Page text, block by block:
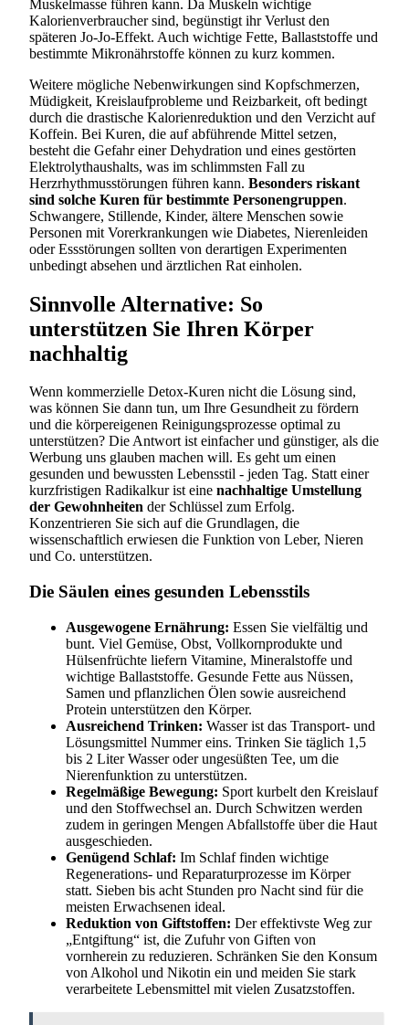
Muskelmasse führen kann. Da Muskeln wichtige
Kalorienverbraucher sind, begünstigt ihr Verlust den
späteren Jo-Jo-Effekt. Auch wichtige Fette, Ballaststoffe und
bestimmte Mikronährstoffe können zu kurz kommen.
Weitere mögliche Nebenwirkungen sind Kopfschmerzen,
Müdigkeit, Kreislaufprobleme und Reizbarkeit, oft bedingt
durch die drastische Kalorienreduktion und den Verzicht auf
Koffein. Bei Kuren, die auf abführende Mittel setzen,
besteht die Gefahr einer Dehydration und eines gestörten
Elektrolythaushalts, was im schlimmsten Fall zu
Herzrhythmusstörungen führen kann. Besonders riskant
sind solche Kuren für bestimmte Personengruppen.
Schwangere, Stillende, Kinder, ältere Menschen sowie
Personen mit Vorerkrankungen wie Diabetes, Nierenleiden
oder Essstörungen sollten von derartigen Experimenten
unbedingt absehen und ärztlichen Rat einholen.
Sinnvolle Alternative: So
unterstützen Sie Ihren Körper
nachhaltig
Wenn kommerzielle Detox-Kuren nicht die Lösung sind,
was können Sie dann tun, um Ihre Gesundheit zu fördern
und die körpereigenen Reinigungsprozesse optimal zu
unterstützen? Die Antwort ist einfacher und günstiger, als die
Werbung uns glauben machen will. Es geht um einen
gesunden und bewussten Lebensstil - jeden Tag. Statt einer
kurzfristigen Radikalkur ist eine nachhaltige Umstellung
der Gewohnheiten der Schlüssel zum Erfolg.
Konzentrieren Sie sich auf die Grundlagen, die
wissenschaftlich erwiesen die Funktion von Leber, Nieren
und Co. unterstützen.
Die Säulen eines gesunden Lebensstils
Ausgewogene Ernährung: Essen Sie vielfältig und
bunt. Viel Gemüse, Obst, Vollkornprodukte und
Hülsenfrüchte liefern Vitamine, Mineralstoffe und
wichtige Ballaststoffe. Gesunde Fette aus Nüssen,
Samen und pflanzlichen Ölen sowie ausreichend
Protein unterstützen den Körper.
Ausreichend Trinken: Wasser ist das Transport- und
Lösungsmittel Nummer eins. Trinken Sie täglich 1,5
bis 2 Liter Wasser oder ungesüßten Tee, um die
Nierenfunktion zu unterstützen.
Regelmäßige Bewegung: Sport kurbelt den Kreislauf
und den Stoffwechsel an. Durch Schwitzen werden
zudem in geringen Mengen Abfallstoffe über die Haut
ausgeschieden.
Genügend Schlaf: Im Schlaf finden wichtige
Regenerations- und Reparaturprozesse im Körper
statt. Sieben bis acht Stunden pro Nacht sind für die
meisten Erwachsenen ideal.
Reduktion von Giftstoffen: Der effektivste Weg zur
„Entgiftung“ ist, die Zufuhr von Giften von
vornherein zu reduzieren. Schränken Sie den Konsum
von Alkohol und Nikotin ein und meiden Sie stark
verarbeitete Lebensmittel mit vielen Zusatzstoffen.